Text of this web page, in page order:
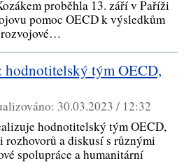
proběhla 13. září v Paříži
pomoc OECD k výsledkům
rozvojové…
hodnotitelský tým OECD,
30.03.2023 / 12:32
hodnotitelský tým OECD,
a diskusí s různými
spolupráce a humanitární